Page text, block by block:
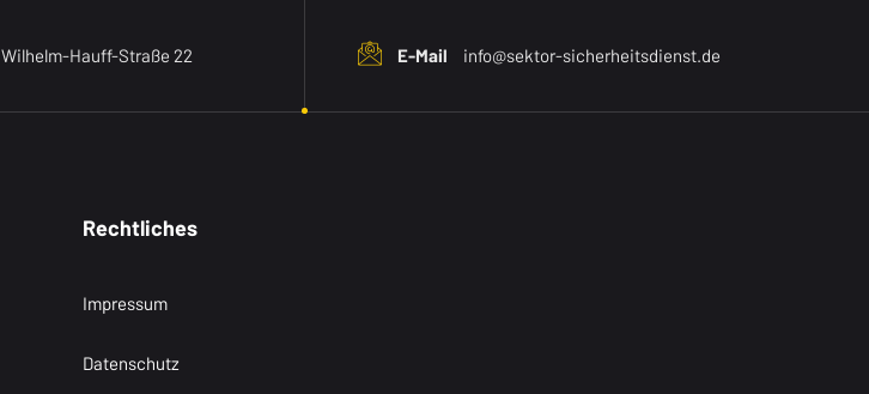
Wilhelm-Hauff-Straße 22 E-Mail info@sektor-sicherheitsdienst.de
Rechtliches
Impressum
Datenschutz